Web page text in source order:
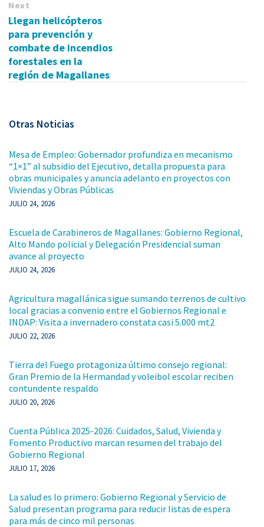
Next
Llegan helicópteros
para prevención y
combate de incendios
forestales en la
región de Magallanes
Otras Noticias
Mesa de Empleo: Gobernador profundiza en mecanismo
“1×1” al subsidio del Ejecutivo, detalla propuesta para
obras municipales y anuncia adelanto en proyectos con
Viviendas y Obras Públicas
JULIO 24, 2026
Escuela de Carabineros de Magallanes: Gobierno Regional,
Alto Mando policial y Delegación Presidencial suman
avance al proyecto
JULIO 24, 2026
Agricultura magallánica sigue sumando terrenos de cultivo
local gracias a convenio entre el Gobiernos Regional e
INDAP: Visita a invernadero constata casi 5.000 mt2
JULIO 22, 2026
Tierra del Fuego protagoniza último consejo regional:
Gran Premio de la Hermandad y voleibol escolar reciben
contundente respaldo
JULIO 20, 2026
Cuenta Pública 2025-2026: Cuidados, Salud, Vivienda y
Fomento Productivo marcan resumen del trabajo del
Gobierno Regional
JULIO 17, 2026
La salud es lo primero: Gobierno Regional y Servicio de
Salud presentan programa para reducir listas de espera
para más de cinco mil personas